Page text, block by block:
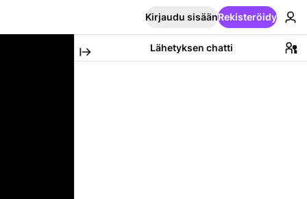
Kirjaudu sisäänRekisteröidy
Lähetyksen chatti